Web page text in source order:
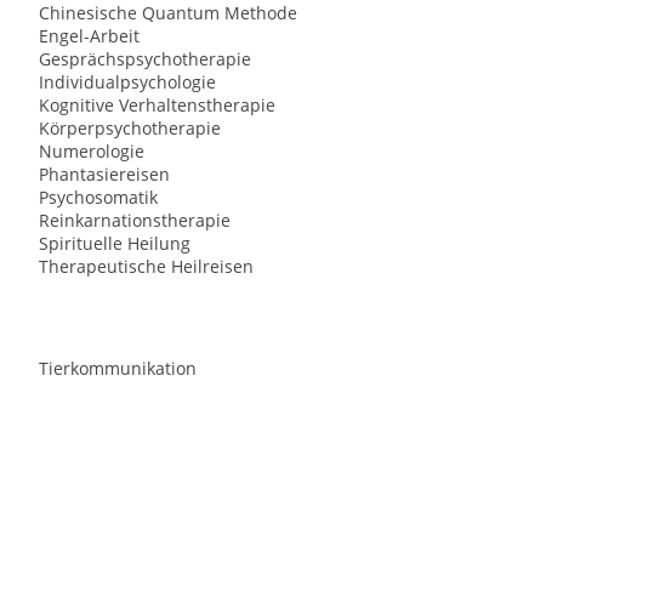
Chinesische Quantum Methode
Engel-Arbeit
Gesprächspsychotherapie
Individualpsychologie
Kognitive Verhaltenstherapie
Körperpsychotherapie
Numerologie
Phantasiereisen
Psychosomatik
Reinkarnationstherapie
Spirituelle Heilung
Therapeutische Heilreisen
Tierkommunikation